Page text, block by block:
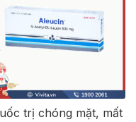
trị chóng mặt, mất